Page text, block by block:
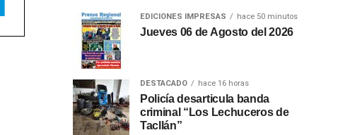
EDICIONES IMPRESAS hace 50 minutos
Jueves 06 de Agosto del 2026
DESTACADO hace 16 horas
Policía desarticula banda
criminal “Los Lechuceros de
Tacllán”